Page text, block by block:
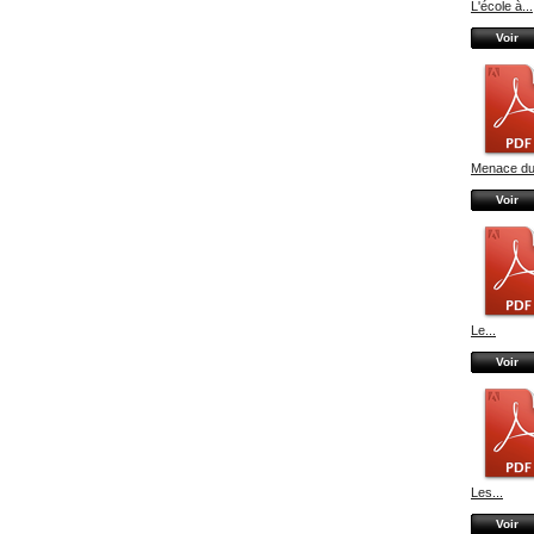
L'école à...
Voir
Menace
Voir
Le...
Voir
Les...
Voir